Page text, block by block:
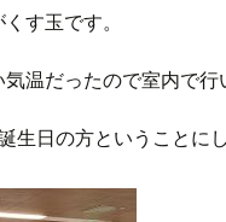
す玉です。
温だったので室内で行
生日の方ということに